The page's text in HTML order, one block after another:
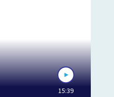
15:39